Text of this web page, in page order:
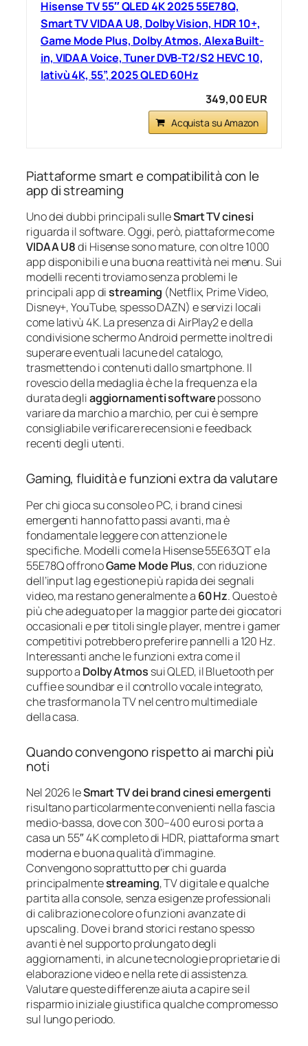
Hisense TV 55″ QLED 4K 2025 55E78Q,
Smart TV VIDAA U8, Dolby Vision, HDR 10+,
Game Mode Plus, Dolby Atmos, Alexa Built-
in, VIDAA Voice, Tuner DVB-T2/S2 HEVC 10,
lativù 4K, 55”, 2025 QLED 60Hz
349,00 EUR
Acquista su Amazon
Piattaforme smart e compatibilità con le
app di streaming
Uno dei dubbi principali sulleSmart TV cinesi
riguarda il software. Oggi, però, piattaforme come
VIDAA U8di Hisense sono mature, con oltre 1000
app disponibili e una buona reattività nei menu. Sui
modelli recenti troviamo senza problemi le
principali app distreaming (Netflix, Prime Video,
Disney+, YouTube, spesso DAZN) e servizi locali
come lativù 4K. La presenza di AirPlay2 e della
condivisione schermo Android permette inoltre di
superare eventuali lacune del catalogo,
trasmettendo i contenuti dallo smartphone. Il
rovescio della medaglia è che la frequenza e la
durata degliaggiornamenti softwarepossono
variare da marchio a marchio, per cui è sempre
consigliabile verificare recensioni e feedback
recenti degli utenti.
Gaming, fluidità e funzioni extra da valutare
Per chi gioca su console o PC, i brand cinesi
emergenti hanno fatto passi avanti, ma è
fondamentale leggere con attenzione le
specifiche. Modelli come la Hisense 55E63QT e la
55E78Q offronoGame Mode Plus, con riduzione
dell’input lag e gestione più rapida dei segnali
video, ma restano generalmente a 60 Hz. Questo è
più che adeguato per la maggior parte dei giocatori
occasionali e per titoli single player, mentre i gamer
competitivi potrebbero preferire pannelli a 120 Hz.
Interessanti anche le funzioni extra come il
supporto a Dolby Atmos sui QLED, il Bluetooth per
cuffie e soundbar e il controllo vocale integrato,
che trasformano la TV nel centro multimediale
della casa.
Quando convengono rispetto ai marchi più
noti
Nel 2026 leSmart TV dei brand cinesi emergenti
risultano particolarmente convenienti nella fascia
medio-bassa, dove con 300–400 euro si porta a
casa un 55″ 4K completo di HDR, piattaforma smart
moderna e buona qualità d’immagine.
Convengono soprattutto per chi guarda
principalmentestreaming, TV digitale e qualche
partita alla console, senza esigenze professionali
di calibrazione colore o funzioni avanzate di
upscaling. Dove i brand storici restano spesso
avanti è nel supporto prolungato degli
aggiornamenti, in alcune tecnologie proprietarie di
elaborazione video e nella rete di assistenza.
Valutare queste differenze aiuta a capire se il
risparmio iniziale giustifica qualche compromesso
sul lungo periodo.